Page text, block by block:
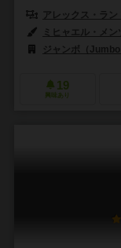
アレックス・ラ
ミヒャエル・メ
ジャンボ（Jumbo
19
興味あり